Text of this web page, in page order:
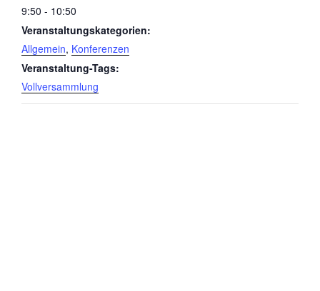
9:50 - 10:50
Veranstaltungskategorien:
Allgemein, Konferenzen
Veranstaltung-Tags:
Vollversammlung